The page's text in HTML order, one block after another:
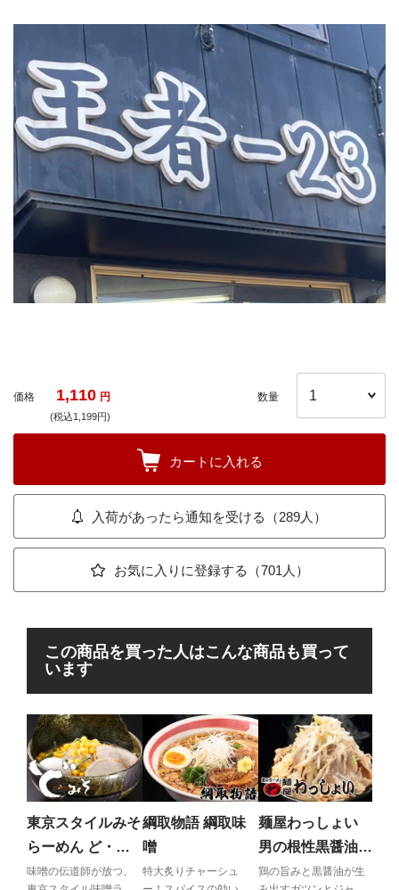
価格 1,110 円
(税込1,199円)
数量
カートに入れる
入荷があったら通知を受ける（289人）
お気に入りに登録する（701人）
この商品を買った人はこんな商品も買って
います
東京スタイルみそ
らーめん ど・み
そ 特みそこって
味噌の伝道師が放つ、
綱取物語 綱取味
噌
特大炙りチャーシュ
麺屋わっしょい
男の根性黒醤油
（チャーシュー付
鶏の旨みと黒醤油が生